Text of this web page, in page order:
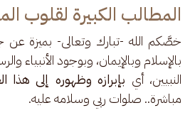
المطالب الكبيرة لقلوب
خصَّكم الله -تبارك وتعالى- بميزة
بالإسلام وبالإيمان، وبوجود الأنبياء
النبيين، أي بإبرازه وظهوره إلى هذا
مباشرة.. صلوات ربي وسلامه عليه.